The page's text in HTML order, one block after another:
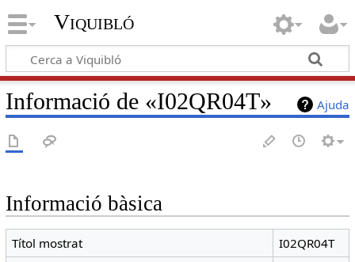
Viquibló
Ajuda
Informació de «I02QR04T»
Informació bàsica
Títol mostrat
I02QR04T